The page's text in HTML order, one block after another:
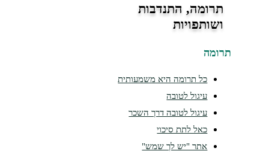
תרומה, התנדבות
ושותפויות
כל תרומה היא משמעותית
עיגול לטובה
עיגול לטובה דרך השכר
כאל לתת סיכוי
אתר "יש לך שמש"